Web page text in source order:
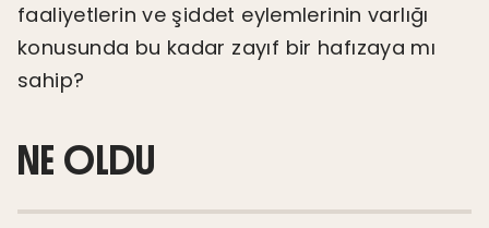
faaliyetlerin ve şiddet eylemlerinin varlığı
konusunda bu kadar zayıf bir hafızaya mı
sahip?
NE OLDU